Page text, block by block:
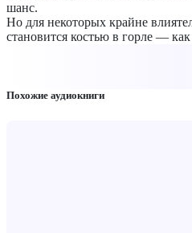
шанс.
Но для некоторых крайне
становится костью в горле —
Похожие аудиокниги